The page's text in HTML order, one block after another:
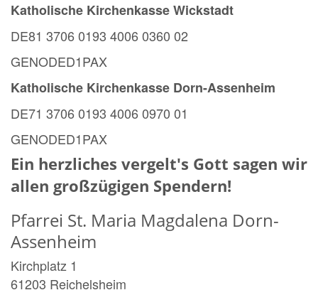
Katholische Kirchenkasse Wickstadt
DE81 3706 0193 4006 0360 02
GENODED1PAX
Katholische Kirchenkasse Dorn-Assenheim
DE71 3706 0193 4006 0970 01
GENODED1PAX
Ein herzliches vergelt's Gott sagen wir
allen großzügigen Spendern!
Pfarrei St. Maria Magdalena Dorn-
Assenheim
Kirchplatz 1
61203 Reichelsheim